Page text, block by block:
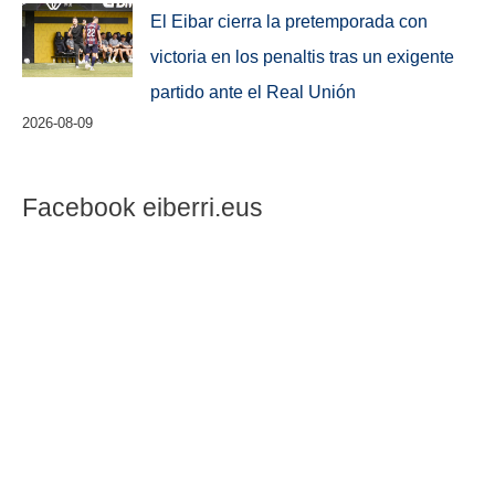
El Eibar cierra la pretemporada con
victoria en los penaltis tras un exigente
partido ante el Real Unión
2026-08-09
Facebook eiberri.eus